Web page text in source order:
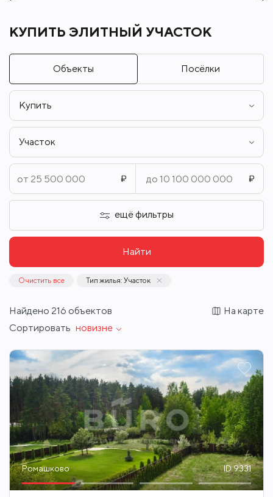
КУПИТЬ ЭЛИТНЫЙ УЧАСТОК
Объекты Посёлки
Купить
Участок
ещё фильтры
Найти
Очистить все Тип жилья: Участок
Найдено 216 объектов
Сортировать новизне
На карте
Ромашково ID 9331